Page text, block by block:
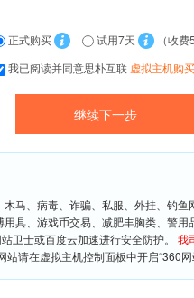
正式购买 试用7天
（收费
我已阅读并同意思朴互联 虚拟主机购
马、病毒、诈骗、私服、外挂、钓
具、游戏币交易、减肥丰胸类、警
卫士或百度云加速进行安全防护。 我
站请在虚拟主机控制面板中开启“360